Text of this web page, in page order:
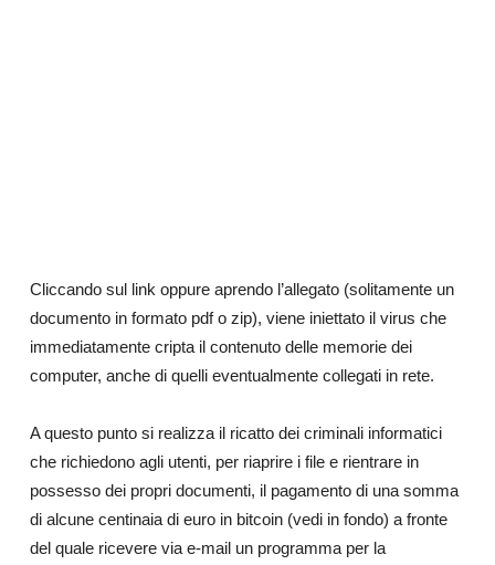
Cliccando sul link oppure aprendo l’allegato (solitamente un
documento in formato pdf o zip), viene iniettato il virus che
immediatamente cripta il contenuto delle memorie dei
computer, anche di quelli eventualmente collegati in rete.
A questo punto si realizza il ricatto dei criminali informatici
che richiedono agli utenti, per riaprire i file e rientrare in
possesso dei propri documenti, il pagamento di una somma
di alcune centinaia di euro in bitcoin (vedi in fondo) a fronte
del quale ricevere via e-mail un programma per la